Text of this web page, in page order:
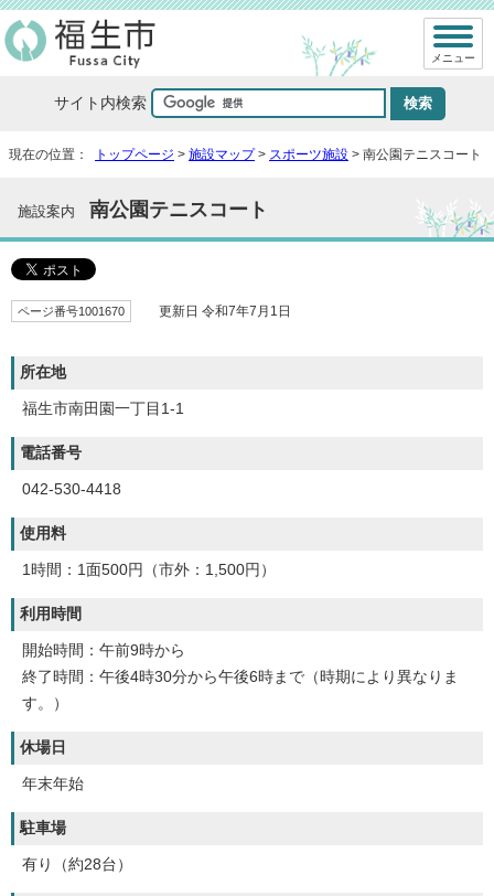
サイト内検索
メニュー
現在の位置： トップページ > 施設マップ> スポーツ施設 > 南公園テニスコート
施設案内 南公園テニスコート
ページ番号1001670 更新日 令和7年7月1日
所在地
福生市南田園一丁目1-1
電話番号
042-530-4418
使用料
1時間：1面500円（市外：1,500円）
利用時間
開始時間：午前9時から
終了時間：午後4時30分から午後6時まで（時期により異なりま
す。）
休場日
年末年始
駐車場
有り（約28台）